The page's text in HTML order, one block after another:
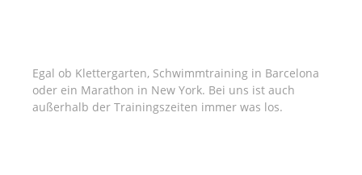
Egal ob Klettergarten, Schwimmtraining in Barcelona
oder ein Marathon in New York. Bei uns ist auch
außerhalb der Trainingszeiten immer was los.